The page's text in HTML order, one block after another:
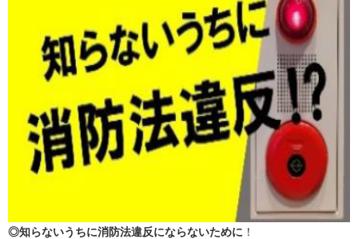
◎知らないうちに消防法違反にならないために ！